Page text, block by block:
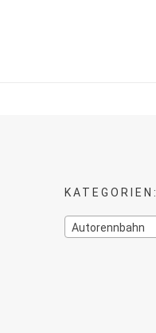
KATEGORIEN:
Autorennbahn